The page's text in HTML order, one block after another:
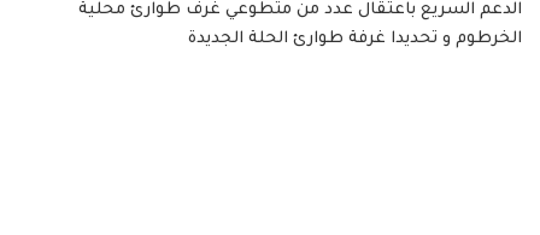
الدعم السريع باعتقال عدد من متطوعي غرف طوارئ محلية
الخرطوم و تحديدا غرفة طوارئ الحلة الجديدة